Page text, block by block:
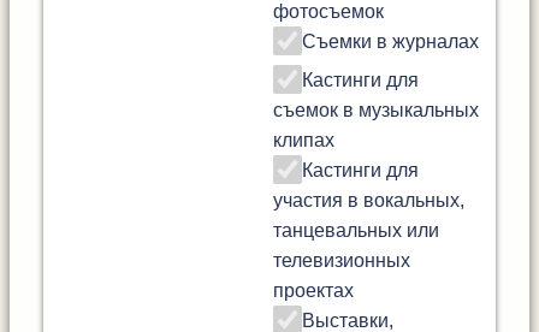
фотосъемок
Съемки в журналах
Кастинги для
съемок в музыкальных
клипах
Кастинги для
участия в вокальных,
танцевальных или
телевизионных
проектах
Выставки,